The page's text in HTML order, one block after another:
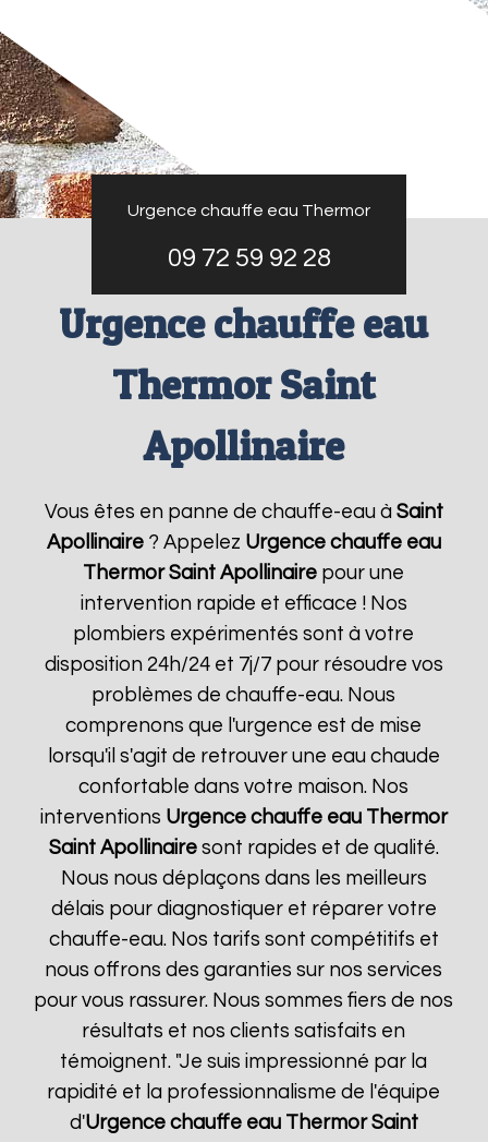
Urgence chauffe eau Thermor
09 72 59 92 28
Urgence chauffe eau
Thermor Saint
Apollinaire
Vous êtes en panne de chauffe-eau à Saint
Apollinaire? Appelez Urgence chauffe eau
Thermor Saint Apollinaire pour une
intervention rapide et efficace ! Nos
plombiers expérimentés sont à votre
disposition 24h/24 et 7j/7 pour résoudre vos
problèmes de chauffe-eau. Nous
comprenons que l'urgence est de mise
lorsqu'il s'agit de retrouver une eau chaude
confortable dans votre maison. Nos
interventions Urgence chauffe eau Thermor
Saint Apollinairesont rapides et de qualité.
Nous nous déplaçons dans les meilleurs
délais pour diagnostiquer et réparer votre
chauffe-eau. Nos tarifs sont compétitifs et
nous offrons des garanties sur nos services
pour vous rassurer. Nous sommes fiers de nos
résultats et nos clients satisfaits en
témoignent. "Je suis impressionné par la
rapidité et la professionnalisme de l'équipe
d'Urgence chauffe eau Thermor Saint